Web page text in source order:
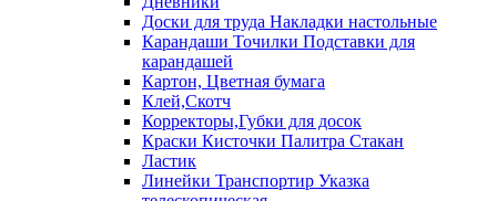
Доски для труда Накладки настольные
Карандаши Точилки Подставки для
карандашей
Картон, Цветная бумага
Клей,Скотч
Корректоры,Губки для досок
Краски Кисточки Палитра Стакан
Ластик
Линейки Транспортир Указка